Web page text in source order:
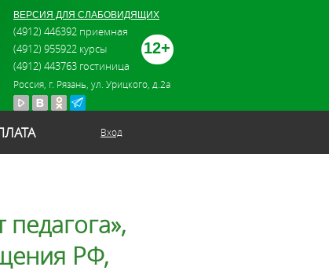
12+
ВЕРСИЯ ДЛЯ СЛАБОВИДЯЩИХ
(4912) 446392 приемная
(4912) 955922 курсы
(4912) 443763 гостиница
Россия, г. Рязань, ул. Урицкого, д.2а
Вход
РФ,